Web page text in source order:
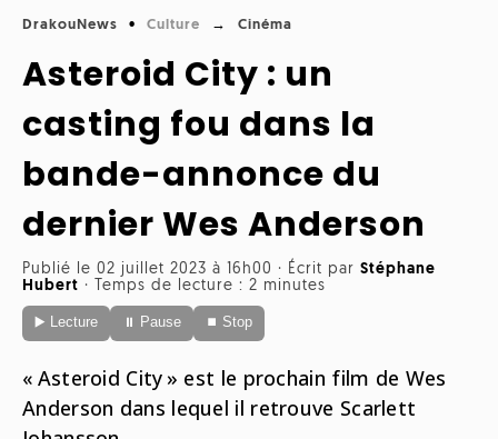
International
Météo
ONG
vidéo
Livres
Mangas
Streaming
Focus
Interviews
Médias
Radio
Télévision
Animaux
Biodiversité
Sports
DrakouNews Culture Cinéma
Asteroid City : un
casting fou dans la
bande-annonce du
dernier Wes Anderson
Publié le 02 juillet 2023 à 16h00 · Écrit par Stéphane
Hubert · Temps de lecture : 2 minutes
▶️ Lecture ⏸ Pause ⏹ Stop
« Asteroid City » est le prochain film de Wes
Anderson dans lequel il retrouve Scarlett